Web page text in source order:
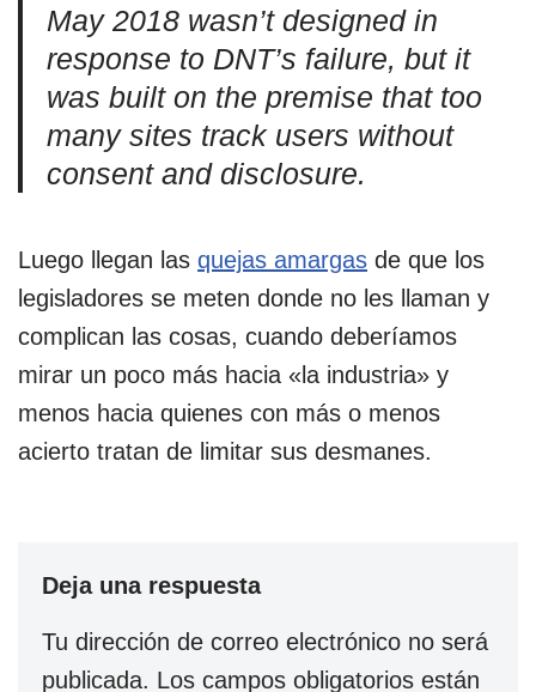
May 2018 wasn’t designed in
response to DNT’s failure, but it
was built on the premise that too
many sites track users without
consent and disclosure.
Luego llegan las quejas amargas de que los
legisladores se meten donde no les llaman y
complican las cosas, cuando deberíamos
mirar un poco más hacia «la industria» y
menos hacia quienes con más o menos
acierto tratan de limitar sus desmanes.
Deja una respuesta
Tu dirección de correo electrónico no será
publicada. Los campos obligatorios están